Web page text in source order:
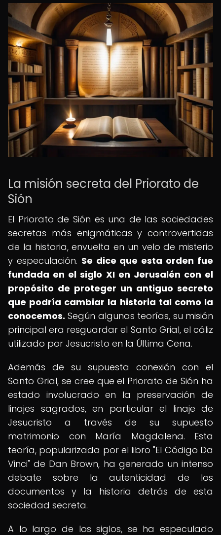
La misión secreta del Priorato de
Sión
El Priorato de Sión es una de las sociedades
secretas más enigmáticas y controvertidas
de la historia, envuelta en un velo de misterio
y especulación. Se dice que esta orden fue
fundada en el siglo XI en Jerusalén con el
propósito de proteger un antiguo secreto
que podría cambiar la historia tal como la
conocemos. Según algunas teorías, su misión
principal era resguardar el Santo Grial, el cáliz
utilizado por Jesucristo en la Última Cena.
Además de su supuesta conexión con el
Santo Grial, se cree que el Priorato de Sión ha
estado involucrado en la preservación de
linajes sagrados, en particular el linaje de
Jesucristo a través de su supuesto
matrimonio con María Magdalena. Esta
teoría, popularizada por el libro "El Código Da
Vinci" de Dan Brown, ha generado un intenso
debate sobre la autenticidad de los
documentos y la historia detrás de esta
sociedad secreta.
A lo largo de los siglos, se ha especulado